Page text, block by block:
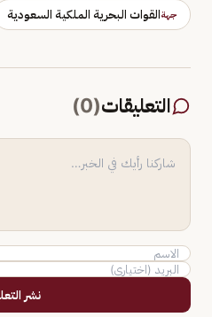
جهةالقوات البحرية الملكية السعودية
التعليقات(
0
)
نشر